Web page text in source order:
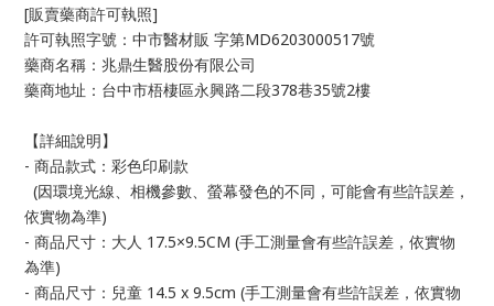
[販賣藥商許可執照]
許可執照字號：中市醫材販 字第MD6203000517號
藥商名稱：兆鼎生醫股份有限公司
藥商地址：台中市梧棲區永興路二段378巷35號2樓
【詳細說明】
- 商品款式：彩色印刷款
(因環境光線、相機參數、螢幕發色的不同，可能會有些許誤差，
依實物為準)
- 商品尺寸：大人 17.5×9.5CM (手工測量會有些許誤差，依實物
為準)
- 商品尺寸：兒童 14.5 x 9.5cm (手工測量會有些許誤差，依實物